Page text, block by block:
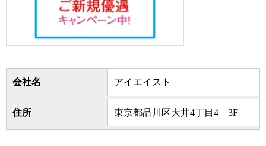
会社名 アイエイスト
住所 東京都品川区大井4丁目4 3F